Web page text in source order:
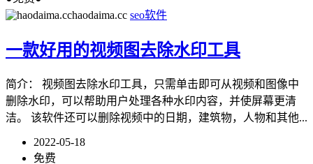
haodaima.cc seo软件
一款好用的视频图去除水印工具
简介： 视频图去除水印工具，只需单击即可从视频和图像中
删除水印，可以帮助用户处理各种水印内容，并使屏幕更清
洁。 该软件还可以删除视频中的日期，建筑物，人物和其他...
2022-05-18
免费